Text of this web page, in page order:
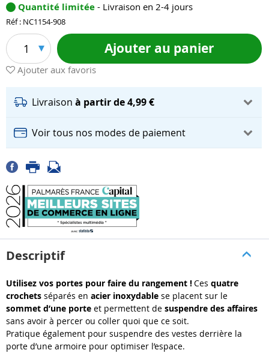
Quantité limitée - Livraison en 2-4 jours
Réf : NC1154-908
1 Ajouter au panier
Ajouter aux favoris
Livraison à partir de 4,99 €
Voir tous nos modes de paiement
Descriptif
Utilisez vos portes pour faire du rangement !Ces quatre
crochets séparés en acier inoxydable se placent sur le
sommet d’une porte et permettent de suspendre des affaires
sans avoir à percer ou coller quoi que ce soit.
Pratique également pour suspendre des vestes derrière la
porte d’une armoire pour optimiser l’espace.